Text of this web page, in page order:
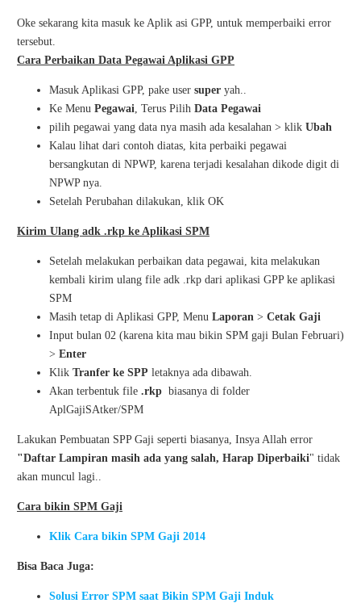
Oke sekarang kita masuk ke Aplik asi GPP, untuk memperbaiki error
tersebut.
Cara Perbaikan Data Pegawai Aplikasi GPP
Masuk Aplikasi GPP, pake user super yah..
Ke Menu Pegawai, Terus Pilih Data Pegawai
pilih pegawai yang data nya masih ada kesalahan > klik Ubah
Kalau lihat dari contoh diatas, kita perbaiki pegawai
bersangkutan di NPWP, karena terjadi kesalahan dikode digit di
NPWP nya.
Setelah Perubahan dilakukan, klik OK
Kirim Ulang adk .rkp ke Aplikasi SPM
Setelah melakukan perbaikan data pegawai, kita melakukan
kembali kirim ulang file adk .rkp dari aplikasi GPP ke aplikasi
SPM
Masih tetap di Aplikasi GPP, Menu Laporan > Cetak Gaji
Input bulan 02 (karena kita mau bikin SPM gaji Bulan Februari)
> Enter
Klik Tranfer ke SPP letaknya ada dibawah.
Akan terbentuk file .rkp biasanya di folder
AplGajiSAtker/SPM
Lakukan Pembuatan SPP Gaji seperti biasanya, Insya Allah error
"Daftar Lampiran masih ada yang salah, Harap Diperbaiki" tidak
akan muncul lagi..
Cara bikin SPM Gaji
Klik Cara bikin SPM Gaji 2014
Bisa Baca Juga:
Solusi Error SPM saat Bikin SPM Gaji Induk